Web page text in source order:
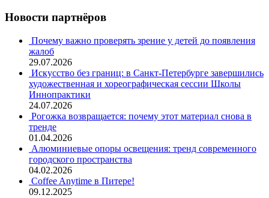
Новости партнёров
Почему важно проверять зрение у детей до появления
жалоб
29.07.2026
Искусство без границ: в Санкт-Петербурге завершились
художественная и хореографическая сессии Школы
Иннопрактики
24.07.2026
Рогожка возвращается: почему этот материал снова в
тренде
01.04.2026
Алюминиевые опоры освещения: тренд современного
городского пространства
04.02.2026
Coffee Anytime в Питере!
09.12.2025